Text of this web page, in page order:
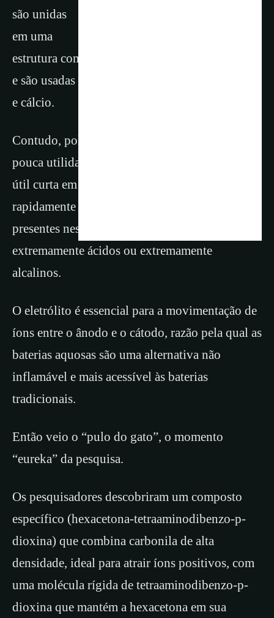
são unidas
em uma
estrutura compacta com aberturas bem definidas
e são usadas como ânodo para íons de magnésio
e cálcio.
Contudo, polímeros orgânicos como este têm
pouca utilidade, pois geralmente possuem vida
útil curta em baterias aquosas; eles se degradam
rapidamente nos eletrólitos à base de água
presentes nesse tipo de bateria, que podem ser
extremamente ácidos ou extremamente
alcalinos.
O eletrólito é essencial para a movimentação de
íons entre o ânodo e o cátodo, razão pela qual as
baterias aquosas são uma alternativa não
inflamável e mais acessível às baterias
tradicionais.
Então veio o “pulo do gato”, o momento
“eureka” da pesquisa.
Os pesquisadores descobriram um composto
específico (hexacetona-tetraaminodibenzo-p-
dioxina) que combina carbonila de alta
densidade, ideal para atrair íons positivos, com
uma molécula rígida de tetraaminodibenzo-p-
dioxina que mantém a hexacetona em sua